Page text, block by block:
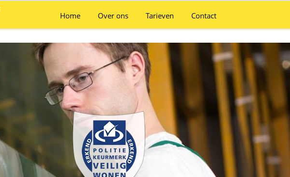
Home Over ons Tarieven Contact